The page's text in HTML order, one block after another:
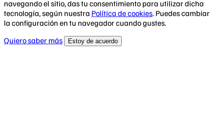
navegando el sitio, das tu consentimiento para utilizar dicha
tecnología, según nuestra Política de cookies. Puedes cambiar
la configuración en tu navegador cuando gustes.
Quiero saber más
Estoy de acuerdo